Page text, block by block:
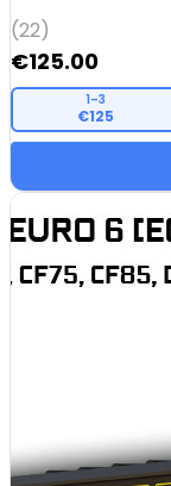
(22)
€125.00
1–3
€125